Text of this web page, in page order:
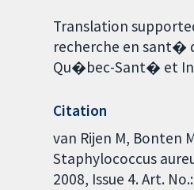
Translation
recherche en sant�
Qu�bec-Sant� et
Citation
van Rijen M, Bonten
Staphylococcus
2008, Issue 4. Art.